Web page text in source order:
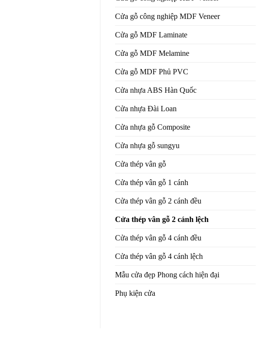
Cửa gỗ công nghiệp MDF Veneer
Cửa gỗ MDF Laminate
Cửa gỗ MDF Melamine
Cửa gỗ MDF Phủ PVC
Cửa nhựa ABS Hàn Quốc
Cửa nhựa Đài Loan
Cửa nhựa gỗ Composite
Cửa nhựa gỗ sungyu
Cửa thép vân gỗ
Cửa thép vân gỗ 1 cánh
Cửa thép vân gỗ 2 cánh đều
Cửa thép vân gỗ 2 cánh lệch
Cửa thép vân gỗ 4 cánh đều
Cửa thép vân gỗ 4 cánh lệch
Mẫu cửa đẹp Phong cách hiện đại
Phụ kiện cửa